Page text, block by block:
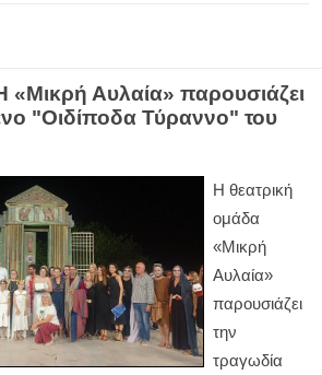
«Μικρή Αυλαία» παρουσιάζει
"Οιδίποδα Τύραννο" του
Η θεατρική
ομάδα
«Μικρή
Αυλαία»
παρουσιάζει
την
τραγωδία